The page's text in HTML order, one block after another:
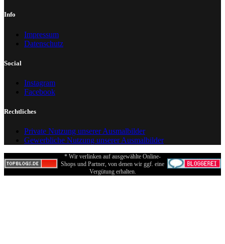
Info
Impressum
Datenschutz
Social
Instagram
Facebook
Rechtliches
Private Nutzung unserer Ausmalbilder
Gewerbliche Nutzung unserer Ausmalbilder
* Wir verlinken auf ausgewählte Online-
Shops und Partner, von denen wir ggf. eine
Vergütung erhalten.